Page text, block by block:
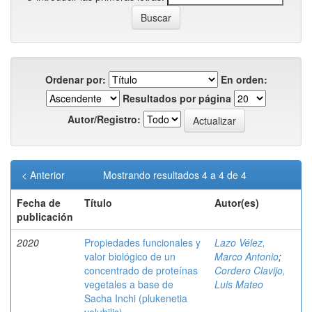
Ordenar por:
En orden:
Resultados por página
Autor/Registro:
Mostrando resultados 4 a 4 de 4
< Anterior
Fecha de
publicación
Título Autor(es)
2020
Propiedades funcionales y
valor biológico de un
concentrado de proteínas
vegetales a base de
Sacha Inchi (plukenetia
Lazo Vélez,
Marco Antonio;
Cordero Clavijo,
Luis Mateo